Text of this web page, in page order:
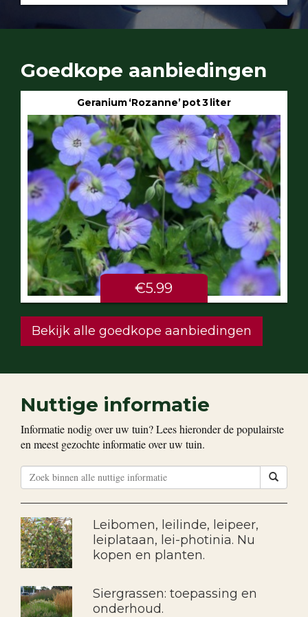
Goedkope aanbiedingen
Geranium ‘Rozanne’ pot 3 liter
€5.99
Bekijk alle goedkope aanbiedingen
Nuttige informatie
Informatie nodig over uw tuin? Lees hieronder de populairste
en meest gezochte informatie over uw tuin.
Leibomen, leilinde, leipeer,
leiplataan, lei-photinia. Nu
kopen en planten.
Siergrassen: toepassing en
onderhoud.